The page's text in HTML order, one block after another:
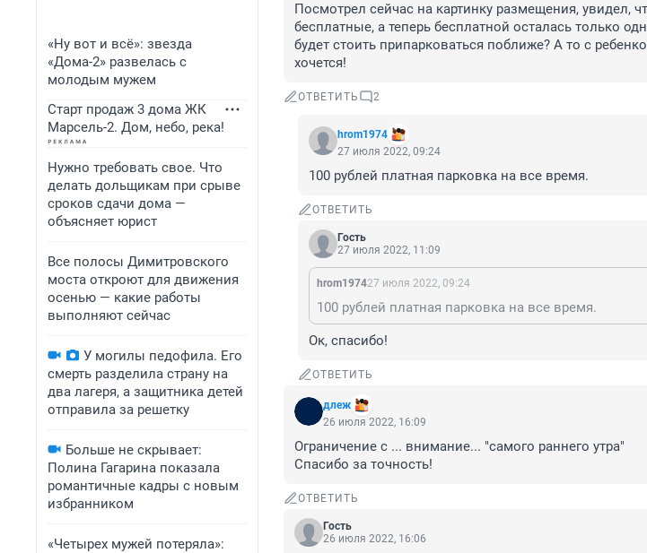
«Ну вот и всё»: звезда
«Дома-2» развелась с
молодым мужем
Старт продаж 3 дома ЖК
Марсель-2. Дом, небо, река!
Нужно требовать свое. Что
делать дольщикам при срыве
сроков сдачи дома —
объясняет юрист
Все полосы Димитровского
моста откроют для движения
осенью — какие работы
выполняют сейчас
У могилы педофила. Его
смерть разделила страну на
два лагеря, а защитника детей
отправила за решетку
Больше не скрывает:
Полина Гагарина показала
романтичные кадры с новым
избранником
«Четырех мужей потеряла»:
Посмотрел сейчас на картинку размещения, увидел,
бесплатные, а теперь бесплатной осталась только
будет стоить припарковаться поближе? А то с
хочется!
ОТВЕТИТЬ 2
hrom1974
27 июля 2022, 09:24
100 рублей платная парковка на все время.
ОТВЕТИТЬ
Гость
27 июля 2022, 11:09
hrom197427 июля 2022, 09:24
100 рублей платная парковка на все время.
Ок, спасибо!
ОТВЕТИТЬ
длеж
26 июля 2022, 16:09
Ограничение с ... внимание... "самого раннего утра"
Спасибо за точность!
ОТВЕТИТЬ
Гость
26 июля 2022, 16:06